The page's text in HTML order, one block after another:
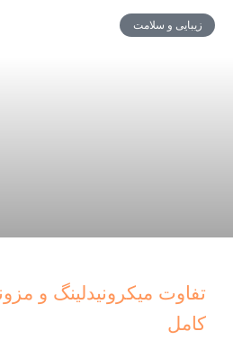
زیبایی و سلامت
تفاوت میکرونیدلینگ و
کامل